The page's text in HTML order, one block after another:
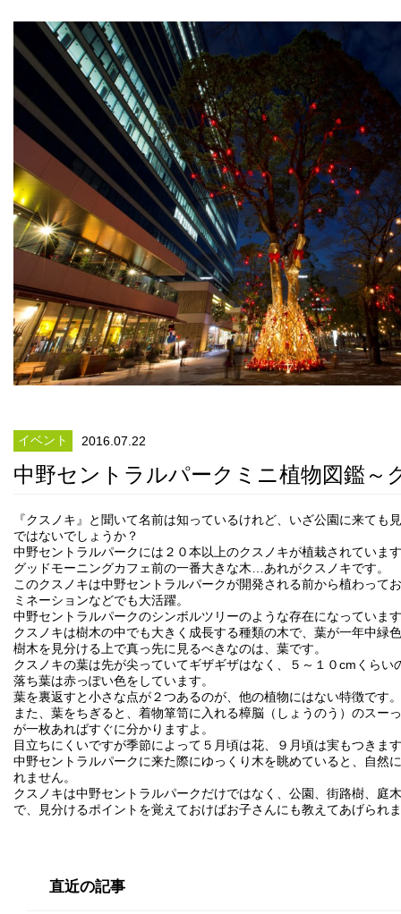
イベント 2016.07.22
中野セントラルパークミニ植物図鑑～
『クスノキ』と聞いて名前は知っているけれど、いざ公園に来ても
ではないでしょうか？
中野セントラルパークには２０本以上のクスノキが植栽されていま
グッドモーニングカフェ前の一番大きな木…あれがクスノキです。
このクスノキは中野セントラルパークが開発される前から植わって
ミネーションなどでも大活躍。
中野セントラルパークのシンボルツリーのような存在になっていま
クスノキは樹木の中でも大きく成長する種類の木で、葉が一年中緑
樹木を見分ける上で真っ先に見るべきなのは、葉です。
クスノキの葉は先が尖っていてギザギザはなく、５～１０cmくらい
落ち葉は赤っぽい色をしています。
葉を裏返すと小さな点が２つあるのが、他の植物にはない特徴です。
また、葉をちぎると、着物箪笥に入れる樟脳（しょうのう）のスー
が一枚あればすぐに分かりますよ。
目立ちにくいですが季節によって５月頃は花、９月頃は実もつきま
中野セントラルパークに来た際にゆっくり木を眺めていると、自然
れません。
クスノキは中野セントラルパークだけではなく、公園、街路樹、庭
で、見分けるポイントを覚えておけばお子さんにも教えてあげられ
直近の記事